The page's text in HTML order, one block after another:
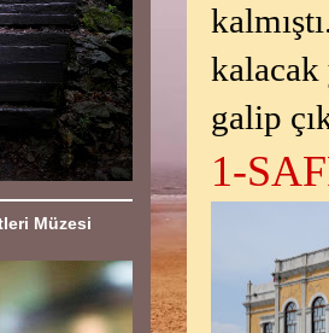
kalacak
galip
1-
Müzesi